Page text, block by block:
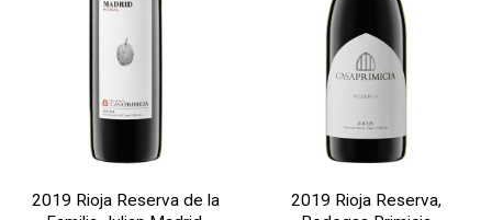
2019 Rioja Reserva de la
2019 Rioja Reserva,